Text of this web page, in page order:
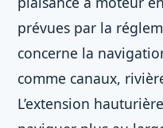
prévues par la
concerne la
comme canaux,
L’extension